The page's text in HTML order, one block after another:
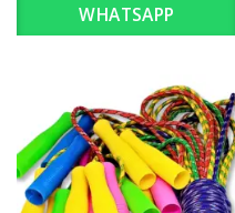
WHATSAPP